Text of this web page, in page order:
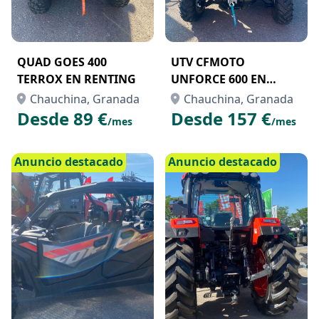
QUAD GOES 400
TERROX EN RENTING
Chauchina, Granada
Desde 89 €/mes
UTV CFMOTO
UNFORCE 600 EN
AQUILER CON OPCIÓN
A COMPRA
Chauchina, Granada
Desde 157 €/mes
Anuncio destacado Anuncio destacado